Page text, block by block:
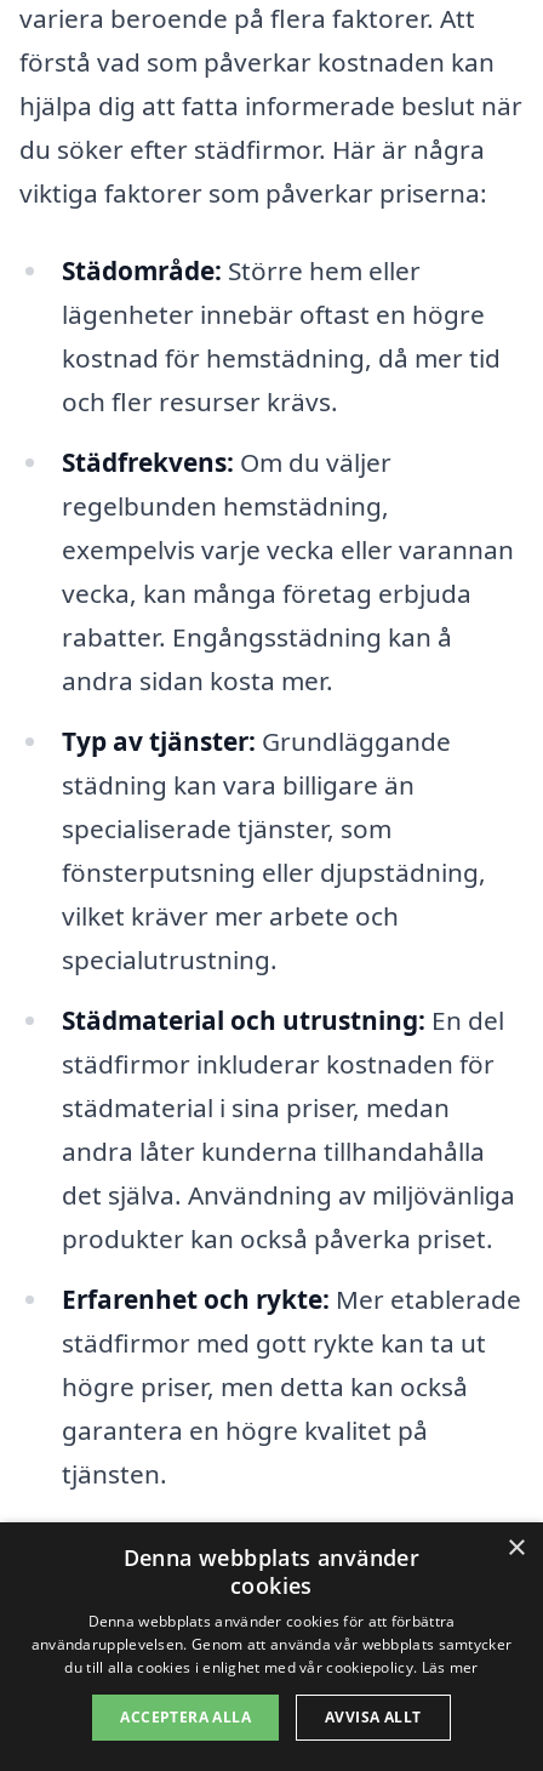
variera beroende på flera faktorer. Att
förstå vad som påverkar kostnaden kan
hjälpa dig att fatta informerade beslut när
du söker efter städfirmor. Här är några
viktiga faktorer som påverkar priserna:
Städområde: Större hem eller
lägenheter innebär oftast en högre
kostnad för hemstädning, då mer tid
och fler resurser krävs.
Städfrekvens: Om du väljer
regelbunden hemstädning,
exempelvis varje vecka eller varannan
vecka, kan många företag erbjuda
rabatter. Engångsstädning kan å
andra sidan kosta mer.
Typ av tjänster: Grundläggande
städning kan vara billigare än
specialiserade tjänster, som
fönsterputsning eller djupstädning,
vilket kräver mer arbete och
specialutrustning.
Städmaterial och utrustning: En del
städfirmor inkluderar kostnaden för
städmaterial i sina priser, medan
andra låter kunderna tillhandahålla
det själva. Användning av miljövänliga
produkter kan också påverka priset.
Erfarenhet och rykte: Mer etablerade
städfirmor med gott rykte kan ta ut
högre priser, men detta kan också
garantera en högre kvalitet på
tjänsten.
Genom att överväga ovanstående
faktorer kan du bättre uppskatta
kostnaden för hemstädning i Hakkas och
hitta en städfirma som uppfyller dina
behov och budget. Det kan också vara
×
Denna webbplats använder
cookies
Denna webbplats använder cookies för att förbättra
användarupplevelsen. Genom att använda vår webbplats samtycker
du till alla cookies i enlighet med vår cookiepolicy. Läs mer
ACCEPTERA ALLA AVVISA ALLT